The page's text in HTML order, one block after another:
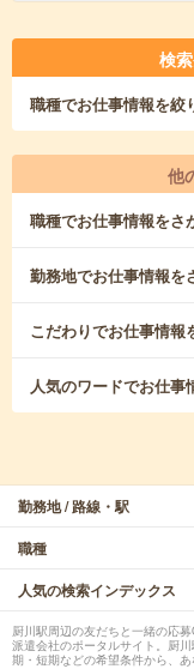
検
職種でお仕事情報を絞
他
職種でお仕事情報をさ
勤務地でお仕事情報を
こだわりでお仕事情報
人気のワードでお仕事
勤務地 / 路線・駅
職種
人気の検索インデックス
厨川駅周辺の友だちと一緒の応
派遣会社のポータルサイト。厨
期・短期などの希望条件から、